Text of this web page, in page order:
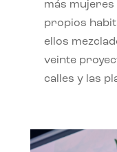
más mujeres
propios
ellos
veinte
calles y las